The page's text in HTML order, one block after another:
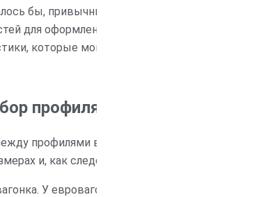
бы, привычный материал, как вагонка, на
для оформления интерьеров. Каждая
которые могут значительно изменить
профиля влияет на интерьер?
профилями вагонки заключаются в форме
и, как следствие, визуальном эффекте
У евровагонки есть полка,